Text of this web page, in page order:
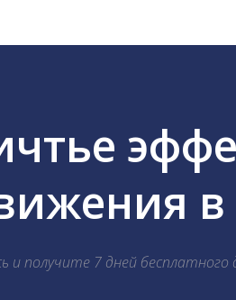
в
и получите 7 дней бесплатного